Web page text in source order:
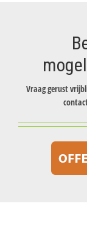
Vraag gerust